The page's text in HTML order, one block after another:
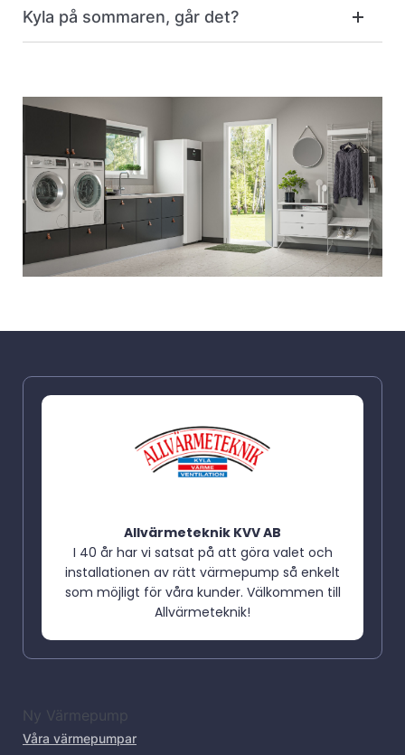
Kyla på sommaren, går det?
Allvärmeteknik KVV AB
I 40 år har vi satsat på att göra valet och
installationen av rätt värmepump så enkelt
som möjligt för våra kunder. Välkommen till
Allvärmeteknik!
Ny Värmepump
Våra värmepumpar